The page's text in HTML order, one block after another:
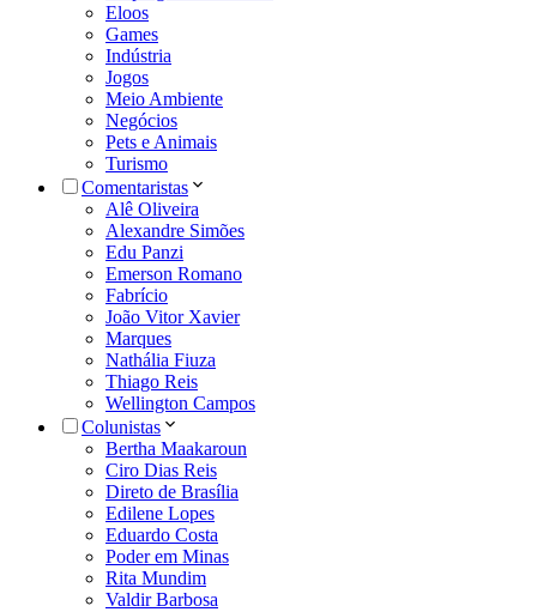
Eloos
Games
Indústria
Jogos
Meio Ambiente
Negócios
Pets e Animais
Turismo
Comentaristas
Alê Oliveira
Alexandre Simões
Edu Panzi
Emerson Romano
Fabrício
João Vitor Xavier
Marques
Nathália Fiuza
Thiago Reis
Wellington Campos
Colunistas
Bertha Maakaroun
Ciro Dias Reis
Direto de Brasília
Edilene Lopes
Eduardo Costa
Poder em Minas
Rita Mundim
Valdir Barbosa